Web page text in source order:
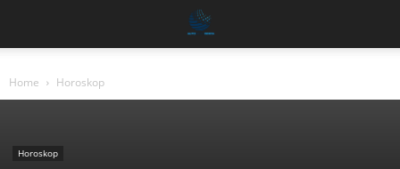
Home Horoskop
Horoskop